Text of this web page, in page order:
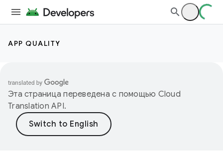
APP QUALITY
Эта страница переведена с помощью Cloud
Translation API.